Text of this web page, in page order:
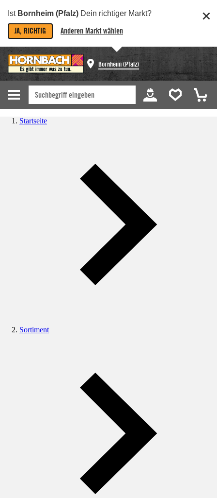
Ist Bornheim (Pfalz) Dein richtiger Markt?
JA, RICHTIG Anderen Markt wählen
Bornheim (Pfalz)
Startseite
Sortiment